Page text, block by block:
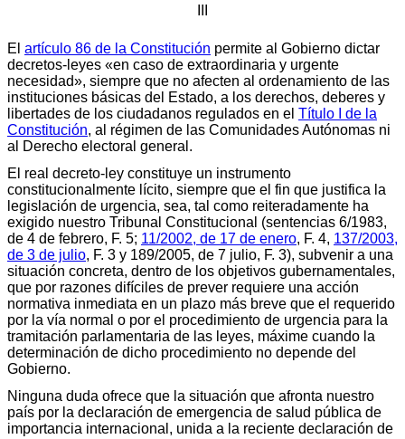
El artículo 86 de la Constitución permite al Gobierno dictar
decretos-leyes «en caso de extraordinaria y urgente
necesidad», siempre que no afecten al ordenamiento de las
instituciones básicas del Estado, a los derechos, deberes y
libertades de los ciudadanos regulados en el Título I de la
Constitución, al régimen de las Comunidades Autónomas ni
al Derecho electoral general.
El real decreto-ley constituye un instrumento
constitucionalmente lícito, siempre que el fin que justifica la
legislación de urgencia, sea, tal como reiteradamente ha
exigido nuestro Tribunal Constitucional (sentencias 6/1983,
de 4 de febrero, F. 5; 11/2002, de 17 de enero, F. 4, 137/2003,
de 3 de julio, F. 3 y 189/2005, de 7 julio, F. 3), subvenir a una
situación concreta, dentro de los objetivos gubernamentales,
que por razones difíciles de prever requiere una acción
normativa inmediata en un plazo más breve que el requerido
por la vía normal o por el procedimiento de urgencia para la
tramitación parlamentaria de las leyes, máxime cuando la
determinación de dicho procedimiento no depende del
Gobierno.
Ninguna duda ofrece que la situación que afronta nuestro
país por la declaración de emergencia de salud pública de
importancia internacional, unida a la reciente declaración de